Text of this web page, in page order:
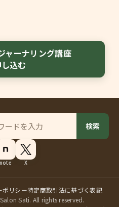
ャーナリング講座
込む
ト
内
検
索
検索
X
ポリシー特定商取引法に基づく表記
Sati. All rights reserved.